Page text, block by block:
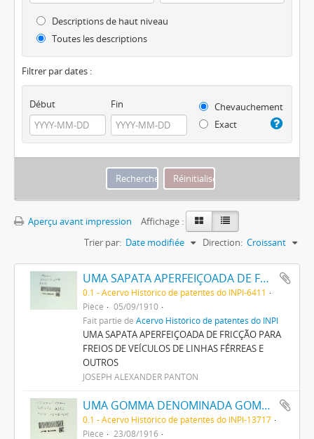
Descriptions de haut niveau
Toutes les descriptions
Filtrer par dates :
Début Fin
Chevauchement
Exact
Aperçu avant impression
Affichage :
Trier par: Date modifiée Direction: Croissant
UMA SAPATA APERFEIÇOADA DE FRICÇÃO PARA FREIOS DE VEHICULOS DE LINHAS FERREAS E OUTROS
0.1 - Acervo Histórico de patentes do INPI-6411
Pièce
05/09/1910
Fait partie de Acervo Histórico de patentes do INPI
UMA SAPATA APERFEIÇOADA DE FRICÇÃO PARA
FREIOS DE VEÍCULOS DE LINHAS FÉRREAS E
OUTROS
JOSEPH ALEXANDER PANTON
UMA GOMMA DENOMINADA GOMMAL APPLICAVEL A URDIMENTOS E TRAMAS EM GERAL, TECIDOS DE TODAS AS QUALIDADES DE FIBRA VEGETAES OU ANIMAES, CORDEIS, BARBANTES CHAPÉOS E SEMELHANTES
0.1 - Acervo Histórico de patentes do INPI-13717
Pièce
23/08/1916